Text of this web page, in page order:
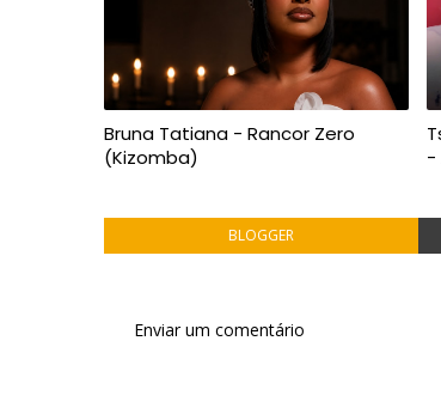
Bruna Tatiana - Rancor Zero
(Kizomba)
-
BLOGGER
Enviar um comentário